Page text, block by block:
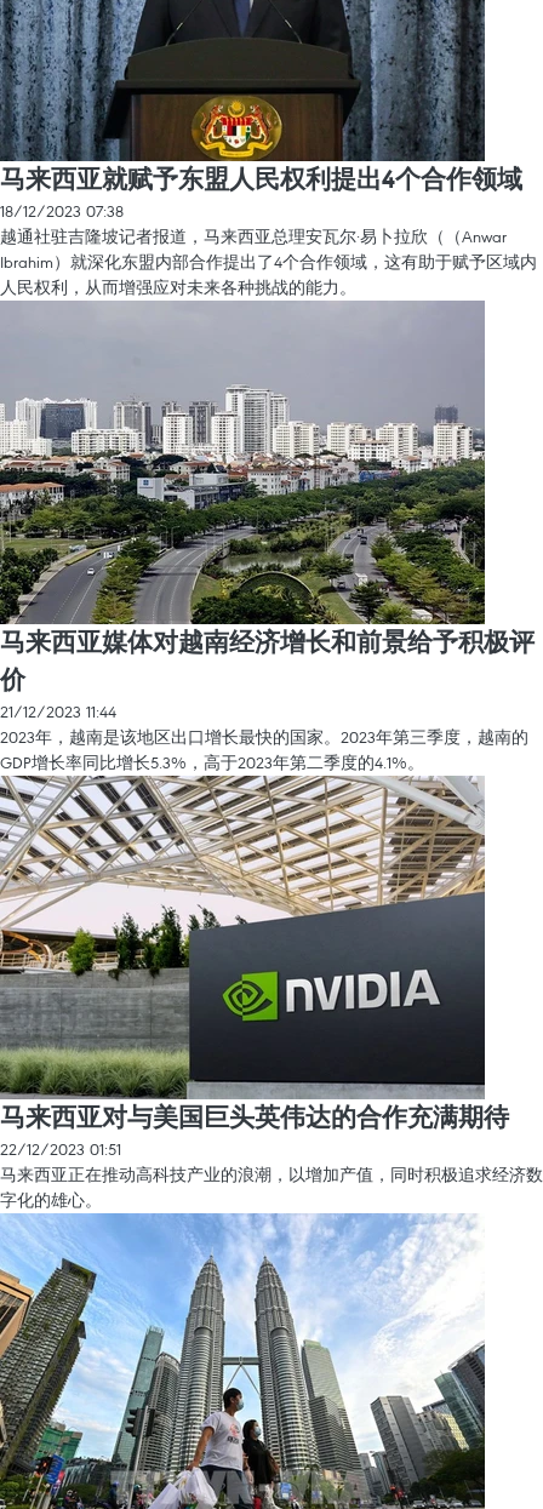
马来西亚就赋予东盟人民权利提出4个合作领域
18/12/2023 07:38
越通社驻吉隆坡记者报道，马来西亚总理安瓦尔·易卜拉欣（（Anwar
Ibrahim）就深化东盟内部合作提出了4个合作领域，这有助于赋予区域内
人民权利，从而增强应对未来各种挑战的能力。
马来西亚媒体对越南经济增长和前景给予积极评
价
21/12/2023 11:44
2023年，越南是该地区出口增长最快的国家。2023年第三季度，越南的
GDP增长率同比增长5.3%，高于2023年第二季度的4.1%。
马来西亚对与美国巨头英伟达的合作充满期待
22/12/2023 01:51
马来西亚正在推动高科技产业的浪潮，以增加产值，同时积极追求经济数
字化的雄心。